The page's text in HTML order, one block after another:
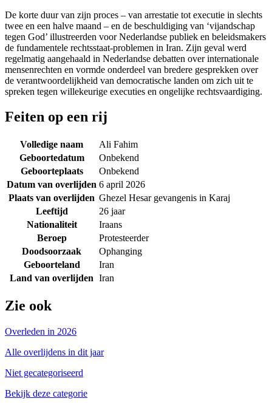
De korte duur van zijn proces – van arrestatie tot executie in slechts
twee en een halve maand – en de beschuldiging van ‘vijandschap
tegen God’ illustreerden voor Nederlandse publiek en beleidsmakers
de fundamentele rechtsstaat-problemen in Iran. Zijn geval werd
regelmatig aangehaald in Nederlandse debatten over internationale
mensenrechten en vormde onderdeel van bredere gesprekken over
de verantwoordelijkheid van democratische landen om zich uit te
spreken tegen willekeurige executies en ongelijke rechtsvaardiging.
Feiten op een rij
Volledige naam
Ali Fahim
Geboortedatum
Onbekend
Geboorteplaats
Onbekend
Datum van overlijden 6 april 2026
Plaats van overlijden Ghezel Hesar gevangenis in Karaj
Leeftijd
26 jaar
Nationaliteit
Iraans
Beroep
Protesteerder
Doodsoorzaak
Ophanging
Geboorteland
Iran
Land van overlijden Iran
Zie ook
Overleden in 2026
Alle overlijdens in dit jaar
Niet gecategoriseerd
Bekijk deze categorie